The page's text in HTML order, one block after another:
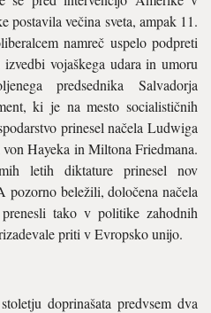
postavila večina sveta, ampak 11.
namreč uspelo podpreti
vojaškega udara in umoru
predsednika Salvadorja
ki je na mesto socialističnih
prinesel načela Ludwiga
Hayeka in Miltona Friedmana.
letih diktature prinesel nov
beležili, določena načela
tako v politike zahodnih
priti v Evropsko unijo.
doprinašata predvsem dva